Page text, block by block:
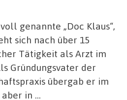
genannte „Doc Klaus“,
sich nach über 15
Tätigkeit als Arzt im
Gründungsvater der
übergab er im
in …